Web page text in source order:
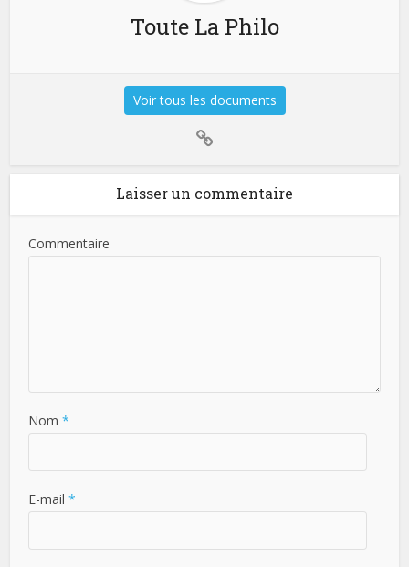
Toute La Philo
Voir tous les documents
Laisser un commentaire
Commentaire
Nom*
E-mail*